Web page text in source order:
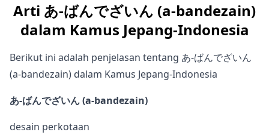
Arti あ-ばんでざいん (a-bandezain)
dalam Kamus Jepang-Indonesia
Berikut ini adalah penjelasan tentang あ-ばんでざいん
(a-bandezain) dalam Kamus Jepang-Indonesia
あ-ばんでざいん (a-bandezain)
desain perkotaan